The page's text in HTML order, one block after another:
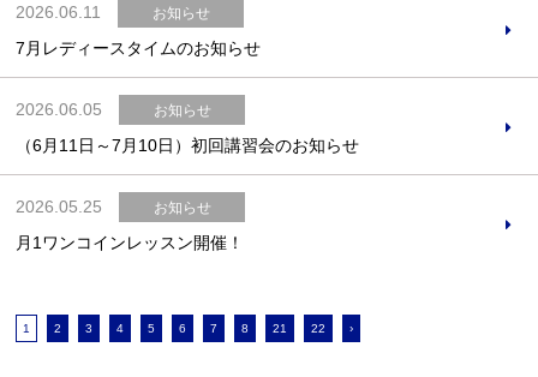
2026.06.11 お知らせ
7月レディースタイムのお知らせ
2026.06.05 お知らせ
（6月11日～7月10日）初回講習会のお知らせ
2026.05.25 お知らせ
月1ワンコインレッスン開催！
1 2 3 4 5 6 7 8 21 22 ›